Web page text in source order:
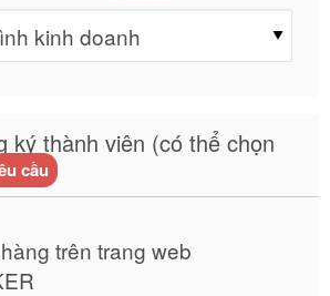
ký thành viên (có thể chọn
cầu
trên trang web